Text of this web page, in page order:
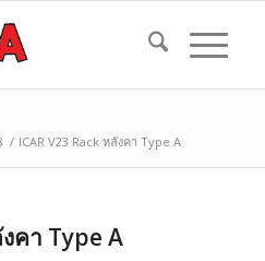
/ ICAR V23 Rack หลังคา Type A
คา Type A